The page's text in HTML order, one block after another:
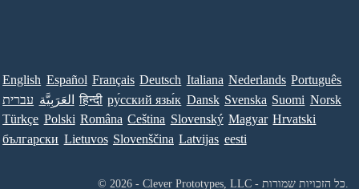
English Español Français Deutsch Italiana Nederlands Português
עברית العَرَبِيَّة हिन्दी ру́сский язы́к Dansk Svenska Suomi Norsk
Türkçe Polski Româna Ceština Slovenský Magyar Hrvatski
български Lietuvos Slovenščina Latvijas eesti